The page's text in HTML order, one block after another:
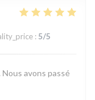
: 5/5
avons passé